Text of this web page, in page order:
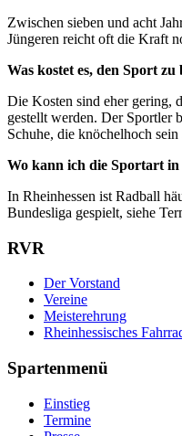
Zwischen sieben und acht
Jüngeren reicht oft die Kraft
Was kostet es, den Sport zu
Die Kosten sind eher gering,
gestellt werden. Der Sportler
Schuhe, die knöchelhoch sein
Wo kann ich die Sportart in
In Rheinhessen ist Radball
Bundesliga gespielt, siehe
RVR
Der Vorstand
Vereine
Meisterehrung
Rheinhessisches
Spartenmenü
Einstieg
Termine